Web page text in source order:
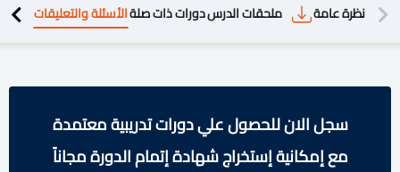
نظرة عامة ملحقات الدرسدورات ذات صلةالأسئلة والتعليقات
سجل الان للحصول علي دورات تدريبية معتمدة
مع إمكانية إستخراج شهادة إتمام الدورة مجاناً